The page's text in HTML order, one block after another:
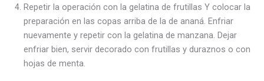
Repetir la operación con la gelatina de frutillas Y colocar la
preparación en las copas arriba de la de ananá. Enfriar
nuevamente y repetir con la gelatina de manzana. Dejar
enfriar bien, servir decorado con frutillas y duraznos o con
hojas de menta.